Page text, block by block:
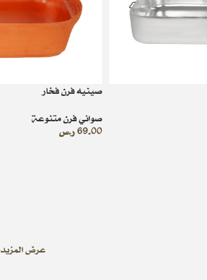
صينيه فرن فخار
صواني فرن متنوعة
69.00 ر.س
عرض المزيد